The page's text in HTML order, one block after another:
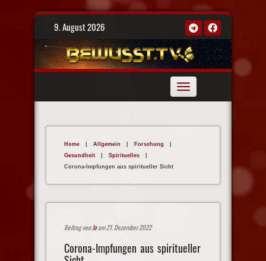
Skip
9. August 2026
Toggle
navigation
Home | Allgemein | Forschung
|
Gesundheit
| Spirituelles
|
Corona-Impfungen aus spiritueller Sicht
Beitrag vonJoam 21. Dezember 2022
Corona-Impfungen aus spiritueller